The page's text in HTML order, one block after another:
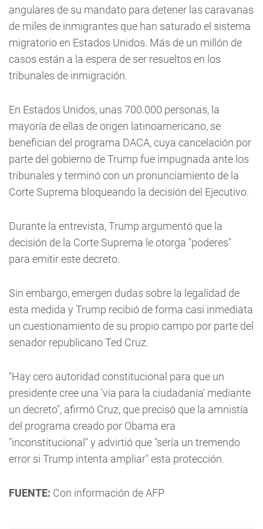
angulares de su mandato para detener las caravanas
de miles de inmigrantes que han saturado el sistema
migratorio en Estados Unidos. Más de un millón de
casos están a la espera de ser resueltos en los
tribunales de inmigración.
En Estados Unidos, unas 700.000 personas, la
mayoría de ellas de origen latinoamericano, se
benefician del programa DACA, cuya cancelación por
parte del gobierno de Trump fue impugnada ante los
tribunales y terminó con un pronunciamiento de la
Corte Suprema bloqueando la decisión del Ejecutivo.
Durante la entrevista, Trump argumentó que la
decisión de la Corte Suprema le otorga "poderes"
para emitir este decreto.
Sin embargo, emergen dudas sobre la legalidad de
esta medida y Trump recibió de forma casi inmediata
un cuestionamiento de su propio campo por parte del
senador republicano Ted Cruz.
"Hay cero autoridad constitucional para que un
presidente cree una 'vía para la ciudadanía' mediante
un decreto", afirmó Cruz, que precisó que la amnistía
del programa creado por Obama era
"inconstitucional" y advirtió que "sería un tremendo
error si Trump intenta ampliar" esta protección.
FUENTE: Con información de AFP